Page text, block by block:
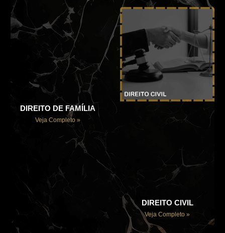
DIREITO DE FAMÍLIA
Veja Completo »
DIREITO CIVIL
Veja Completo »